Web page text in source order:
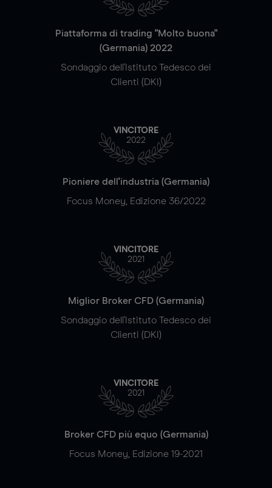
Piattaforma di trading "Molto buona"
(Germania) 2022
Sondaggio dell'Istituto Tedesco dei
Clienti (DKI)
VINCITORE
2022
Pioniere dell'industria (Germania)
Focus Money, Edizione 36/2022
VINCITORE
2021
Miglior Broker CFD (Germania)
Sondaggio dell'Istituto Tedesco dei
Clienti (DKI)
VINCITORE
2021
Broker CFD più equo (Germania)
Focus Money, Edizione 19-2021